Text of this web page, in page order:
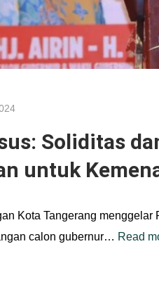
Soliditas
untuk
Kota Tangerang
calon gubernur… Read